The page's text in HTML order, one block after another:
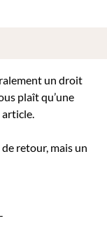
un droit
plaît qu’une
article.
retour, mais un